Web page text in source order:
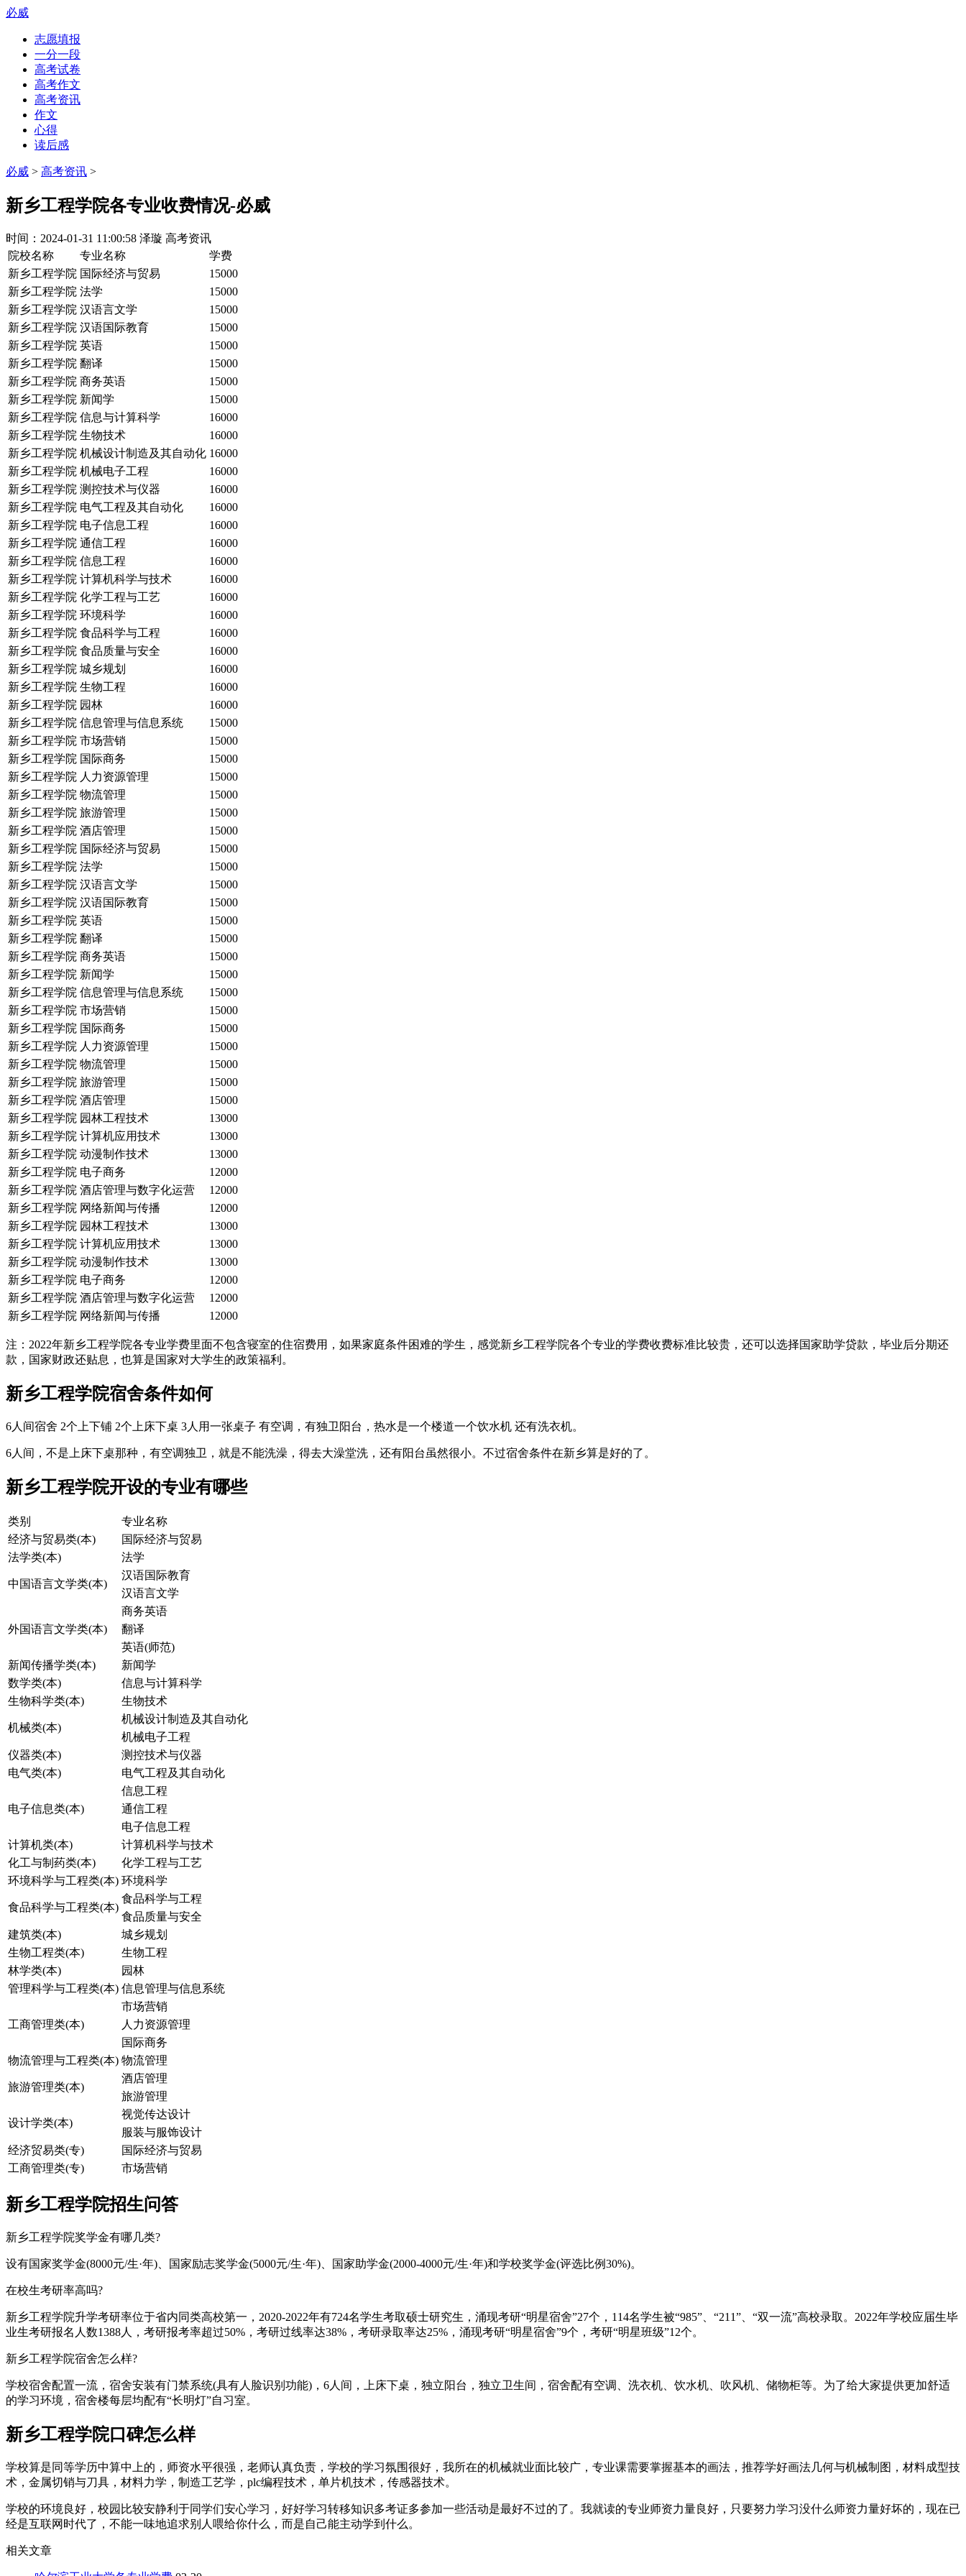
必威
志愿填报
一分一段
高考试卷
高考作文
高考资讯
作文
心得
读后感
必威 > 高考资讯 >
新乡工程学院各专业收费情况-必威
时间： 2024-01-31 11:00:58 泽璇 高考资讯
院校名称
专业名称
学费
新乡工程学院 国际经济与贸易
15000
新乡工程学院 法学
15000
新乡工程学院 汉语言文学
15000
新乡工程学院 汉语国际教育
15000
新乡工程学院 英语
15000
新乡工程学院 翻译
15000
新乡工程学院 商务英语
15000
新乡工程学院 新闻学
15000
新乡工程学院 信息与计算科学
16000
新乡工程学院 生物技术
16000
新乡工程学院 机械设计制造及其自动化 16000
新乡工程学院 机械电子工程
16000
新乡工程学院 测控技术与仪器
16000
新乡工程学院 电气工程及其自动化
16000
新乡工程学院 电子信息工程
16000
新乡工程学院 通信工程
16000
新乡工程学院 信息工程
16000
新乡工程学院 计算机科学与技术
16000
新乡工程学院 化学工程与工艺
16000
新乡工程学院 环境科学
16000
新乡工程学院 食品科学与工程
16000
新乡工程学院 食品质量与安全
16000
新乡工程学院 城乡规划
16000
新乡工程学院 生物工程
16000
新乡工程学院 园林
16000
新乡工程学院 信息管理与信息系统
15000
新乡工程学院 市场营销
15000
新乡工程学院 国际商务
15000
新乡工程学院 人力资源管理
15000
新乡工程学院 物流管理
15000
新乡工程学院 旅游管理
15000
新乡工程学院 酒店管理
15000
新乡工程学院 国际经济与贸易
15000
新乡工程学院 法学
15000
新乡工程学院 汉语言文学
15000
新乡工程学院 汉语国际教育
15000
新乡工程学院 英语
15000
新乡工程学院 翻译
15000
新乡工程学院 商务英语
15000
新乡工程学院 新闻学
15000
新乡工程学院 信息管理与信息系统
15000
新乡工程学院 市场营销
15000
新乡工程学院 国际商务
15000
新乡工程学院 人力资源管理
15000
新乡工程学院 物流管理
15000
新乡工程学院 旅游管理
15000
新乡工程学院 酒店管理
15000
新乡工程学院 园林工程技术
13000
新乡工程学院 计算机应用技术
13000
新乡工程学院 动漫制作技术
13000
新乡工程学院 电子商务
12000
新乡工程学院 酒店管理与数字化运营
12000
新乡工程学院 网络新闻与传播
12000
新乡工程学院 园林工程技术
13000
新乡工程学院 计算机应用技术
13000
新乡工程学院 动漫制作技术
13000
新乡工程学院 电子商务
12000
新乡工程学院 酒店管理与数字化运营
12000
新乡工程学院 网络新闻与传播 12000
注：2022年新乡工程学院各专业学费里面不包含寝室的住宿费用，如果家庭条件困难的学生，感觉新乡工程学院各个专业的学费收费标准比较贵，还可以选择国家助学贷款，毕业后分期还
款，国家财政还贴息，也算是国家对大学生的政策福利。
新乡工程学院宿舍条件如何
6人间宿舍 2个上下铺 2个上床下桌 3人用一张桌子 有空调，有独卫阳台，热水是一个楼道一个饮水机 还有洗衣机。
6人间，不是上床下桌那种，有空调独卫，就是不能洗澡，得去大澡堂洗，还有阳台虽然很小。不过宿舍条件在新乡算是好的了。
新乡工程学院开设的专业有哪些
类别
专业名称
经济与贸易类(本)
国际经济与贸易
法学类(本)
法学
中国语言文学类(本)
汉语国际教育
汉语言文学
外国语言文学类(本)
商务英语
翻译
英语(师范)
新闻传播学类(本)
新闻学
数学类(本)
信息与计算科学
生物科学类(本)
生物技术
机械类(本)
机械设计制造及其自动化
机械电子工程
仪器类(本)
测控技术与仪器
电气类(本)
电气工程及其自动化
电子信息类(本)
信息工程
通信工程
电子信息工程
计算机类(本)
计算机科学与技术
化工与制药类(本)
化学工程与工艺
环境科学与工程类(本) 环境科学
食品科学与工程类(本)
食品科学与工程
食品质量与安全
建筑类(本)
城乡规划
生物工程类(本)
生物工程
林学类(本)
园林
管理科学与工程类(本) 信息管理与信息系统
工商管理类(本)
市场营销
人力资源管理
国际商务
物流管理与工程类(本) 物流管理
旅游管理类(本)
酒店管理
旅游管理
设计学类(本)
视觉传达设计
服装与服饰设计
经济贸易类(专)
国际经济与贸易
工商管理类(专)
市场营销
新乡工程学院招生问答
新乡工程学院奖学金有哪几类?
设有国家奖学金(8000元/生·年)、国家励志奖学金(5000元/生·年)、国家助学金(2000-4000元/生·年)和学校奖学金(评选比例30%)。
在校生考研率高吗?
新乡工程学院升学考研率位于省内同类高校第一，2020-2022年有724名学生考取硕士研究生，涌现考研“明星宿舍”27个，114名学生被“985”、“211”、“双一流”高校录取。2022年学校应届生毕
业生考研报名人数1388人，考研报考率超过50%，考研过线率达38%，考研录取率达25%，涌现考研“明星宿舍”9个，考研“明星班级”12个。
新乡工程学院宿舍怎么样?
学校宿舍配置一流，宿舍安装有门禁系统(具有人脸识别功能)，6人间，上床下桌，独立阳台，独立卫生间，宿舍配有空调、洗衣机、饮水机、吹风机、储物柜等。为了给大家提供更加舒适
的学习环境，宿舍楼每层均配有“长明灯”自习室。
新乡工程学院口碑怎么样
学校算是同等学历中算中上的，师资水平很强，老师认真负责，学校的学习氛围很好，我所在的机械就业面比较广，专业课需要掌握基本的画法，推荐学好画法几何与机械制图，材料成型技
术，金属切销与刀具，材料力学，制造工艺学，plc编程技术，单片机技术，传感器技术。
学校的环境良好，校园比较安静利于同学们安心学习，好好学习转移知识多考证多参加一些活动是最好不过的了。我就读的专业师资力量良好，只要努力学习没什么师资力量好坏的，现在已
经是互联网时代了，不能一味地追求别人喂给你什么，而是自己能主动学到什么。
相关文章